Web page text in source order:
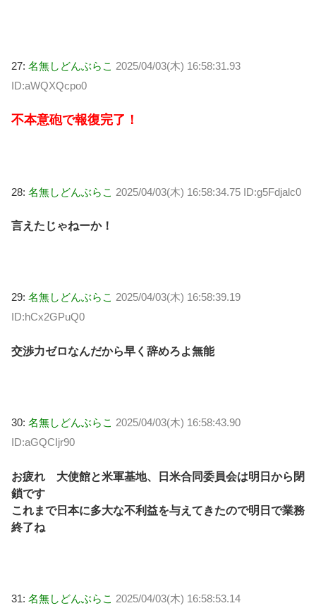
27: 名無しどんぶらこ 2025/04/03(木) 16:58:31.93
ID:aWQXQcpo0
不本意砲で報復完了！
28: 名無しどんぶらこ 2025/04/03(木) 16:58:34.75 ID:g5Fdjalc0
言えたじゃねーか！
29: 名無しどんぶらこ 2025/04/03(木) 16:58:39.19
ID:hCx2GPuQ0
交渉力ゼロなんだから早く辞めろよ無能
30: 名無しどんぶらこ 2025/04/03(木) 16:58:43.90
ID:aGQCIjr90
お疲れ 大使館と米軍基地、日米合同委員会は明日から閉
鎖です
これまで日本に多大な不利益を与えてきたので明日で業務
終了ね
31: 名無しどんぶらこ 2025/04/03(木) 16:58:53.14